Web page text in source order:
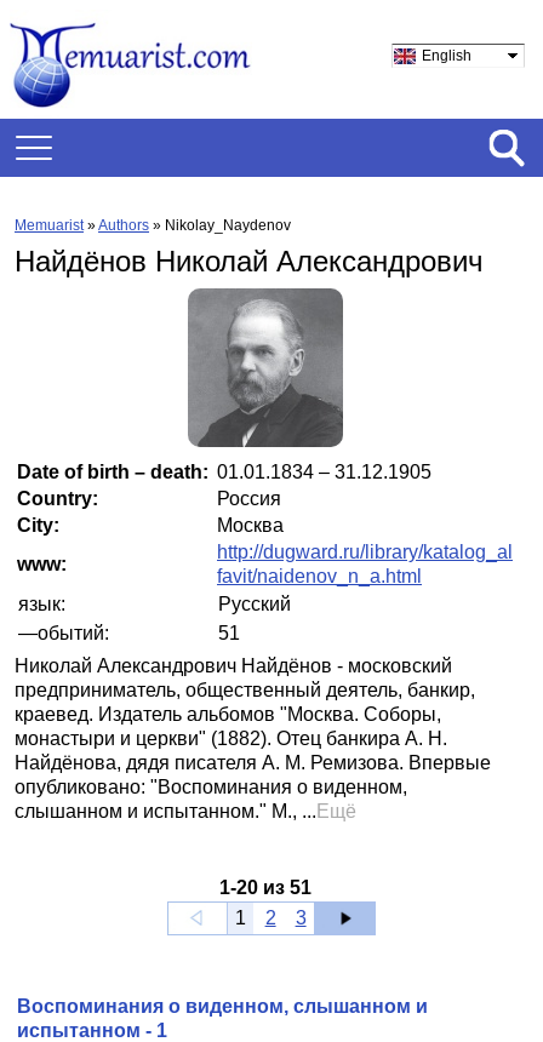
English
Memuarist»Authors » Nikolay_Naydenov
Найдёнов Николай Александрович
Date of birth – death: 01.01.1834 – 31.12.1905
Country:
Россия
City:
Москва
www:
http://dugward.ru/library/katalog_al
favit/naidenov_n_a.html
язык:
Русский
—обытий:
51
Николай Александрович Найдёнов - московский
предприниматель, общественный деятель, банкир,
краевед. Издатель альбомов "Москва. Соборы,
монастыри и церкви" (1882). Отец банкира А. Н.
Найдёнова, дядя писателя А. М. Ремизова. Впервые
опубликовано: "Воспоминания о виденном,
слышанном и испытанном." М., ... Ещё
1-20из 51
1
2 3
Воспоминания о виденном, слышанном и
испытанном - 1